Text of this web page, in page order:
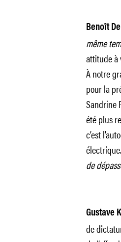
Benoît
même
attitude à
À notre
pour la
Sandrine
été plus
c’est
de
Gustave
de